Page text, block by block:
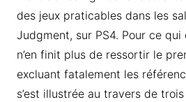
des jeux praticables dans les
Judgment, sur PS4. Pour ce qui
n’en finit plus de ressortir le
excluant fatalement les
s’est illustrée au travers de